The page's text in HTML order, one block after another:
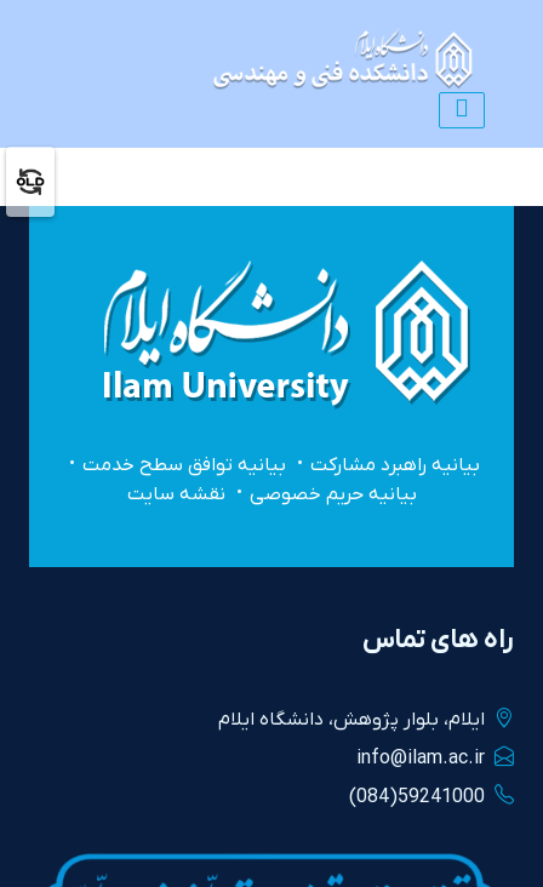
بیانیه راهبرد مشارکت
بیانیه توافق سطح خدمت
بیانیه حریم خصوصی
نقشه سایت
راه های تماس
ايلام، بلوار پژوهش، دانشگاه ايلام
info@ilam.ac.ir
59241000(084)